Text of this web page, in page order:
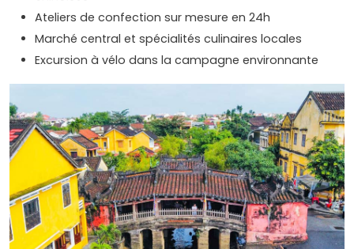
Ateliers de confection sur mesure en 24h
Marché central et spécialités culinaires locales
Excursion à vélo dans la campagne environnante